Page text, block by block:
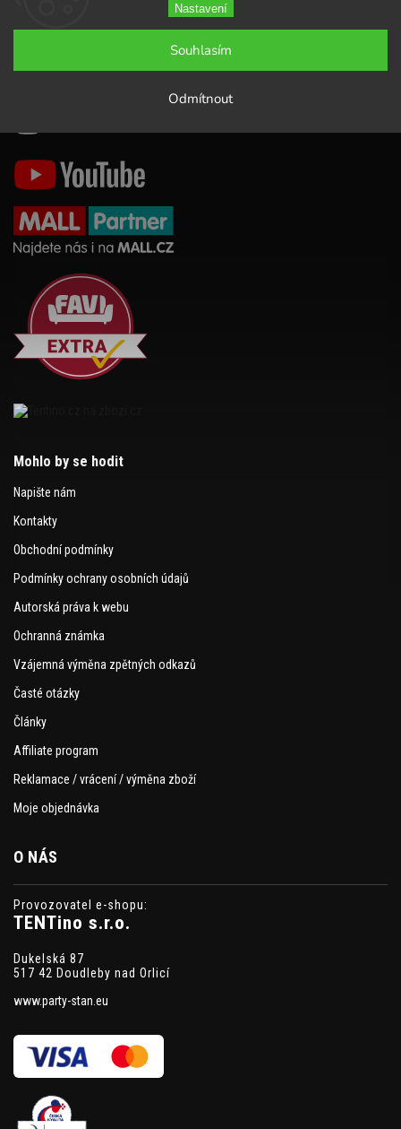
Nastavení
Odmítnout
Souhlasím
Mohlo by se hodit
Napište nám
Kontakty
Obchodní podmínky
Podmínky ochrany osobních údajů
Autorská práva k webu
Ochranná známka
Vzájemná výměna zpětných odkazů
Časté otázky
Články
Affiliate program
Reklamace / vrácení / výměna zboží
Moje objednávka
O NÁS
Provozovatel e-shopu:
TENTino s.r.o.
Dukelská 87
517 42 Doudleby nad Orlicí
www.party-stan.eu